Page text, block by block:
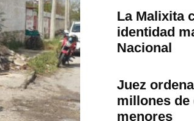
La Malixita
identidad
Nacional
Juez
millones de
menores